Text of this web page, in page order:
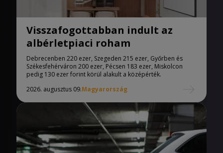
Visszafogottabban indult az
albérletpiaci roham
Debrecenben 220 ezer, Szegeden 215 ezer, Győrben és
Székesfehérváron 200 ezer, Pécsen 183 ezer, Miskolcon
pedig 130 ezer forint körül alakult a középérték.
2026. augusztus 09.Magyarország